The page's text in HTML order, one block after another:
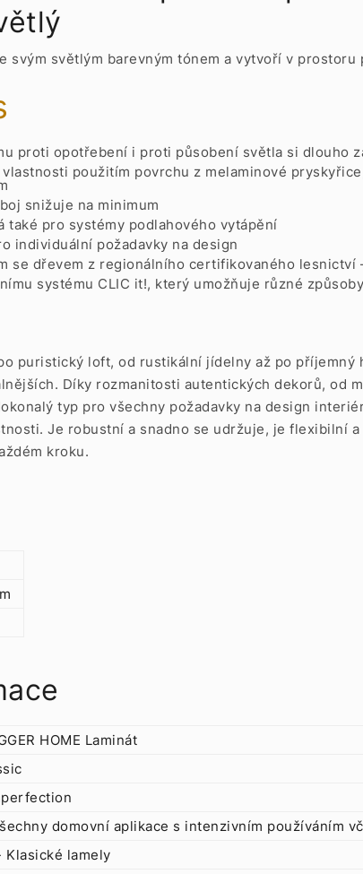
svým světlým barevným tónem a vytvoří v
proti opotřebení i proti působení světla si dlouho
použitím povrchu z melaminové
snižuje na minimum
také pro systémy podlahového vytápění
individuální požadavky na design
se dřevem z regionálního certifikovaného lesnictví
systému CLIC it!, který umožňuje různé
puristický loft, od rustikální jídelny až po
Díky rozmanitosti autentických dekorů, od
typ pro všechny požadavky na design
Je robustní a snadno se udržuje, je flexibilní
kroku.
HOME Laminát
domovní aplikace s intenzivním používáním
Klasické lamely